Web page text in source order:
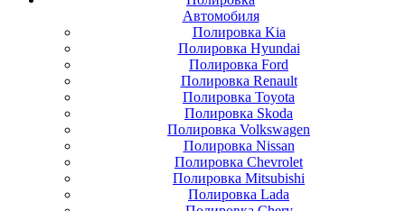
Автомобиля
Полировка Kia
Полировка Hyundai
Полировка Ford
Полировка Renault
Полировка Toyota
Полировка Skoda
Полировка Volkswagen
Полировка Nissan
Полировка Chevrolet
Полировка Mitsubishi
Полировка Lada